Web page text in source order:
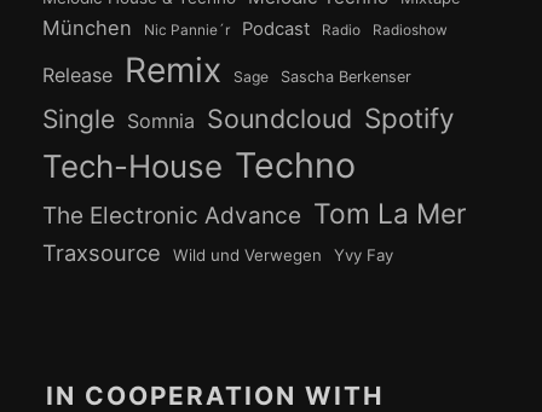
München Nic Pannie´r Podcast Radio Radioshow
Release Remix Sage Sascha Berkenser
Single Somnia Soundcloud Spotify
Tech-House Techno
The Electronic Advance Tom La Mer
Traxsource Wild und Verwegen Yvy Fay
IN COOPERATION WITH